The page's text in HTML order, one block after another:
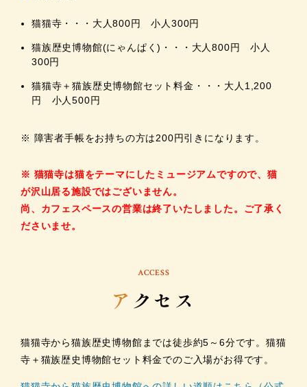
猫猫寺・・・大人800円 小人300円
猫族歴史博物館(にゃんぱく)・・・大人800円 小人
300円
猫猫寺＋猫族歴史博物館セット料金・・・大人1,200
円 小人500円
※ 障害者手帳をお持ちの方は200円引きになります。
※ 猫猫寺は猫をテーマにしたミュージアムですので、猫
が沢山居る施設ではございません。
尚、カフェスペースの営業は終了いたしました。ご了承く
ださいませ。
ACCESS
ア クセス
猫猫寺から猫族歴史博物館までは徒歩約5～6分です。猫猫
寺＋猫族歴史博物館セット料金でのご入場がお得です。